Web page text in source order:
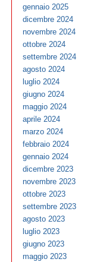
gennaio 2025
dicembre 2024
novembre 2024
ottobre 2024
settembre 2024
agosto 2024
luglio 2024
giugno 2024
maggio 2024
aprile 2024
marzo 2024
febbraio 2024
gennaio 2024
dicembre 2023
novembre 2023
ottobre 2023
settembre 2023
agosto 2023
luglio 2023
giugno 2023
maggio 2023